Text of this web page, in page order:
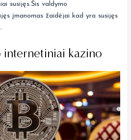
susijęs.Šis valdymo
įmanomas žaidėjai kad yra susijęs
internetiniai kazino